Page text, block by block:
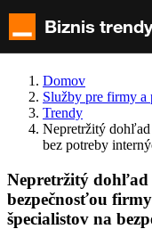
Biznis trendy
Domov
Služby pre firmy
Trendy
Nepretržitý
bez potreby
Nepretržitý
bezpečnosťou
špecialistov na